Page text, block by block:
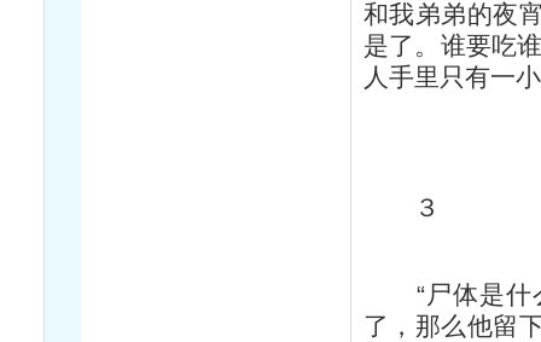
和我弟弟的夜
是了。谁要吃
人手里只有一
３
“尸体是什么
了，那么他留